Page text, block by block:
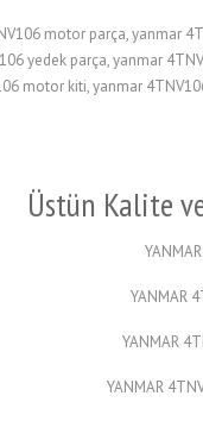
motor parça, yanmar
yedek parça, yanmar
motor kiti, yanmar
Üstün Kalite
YANMAR
YANMAR
YANMAR